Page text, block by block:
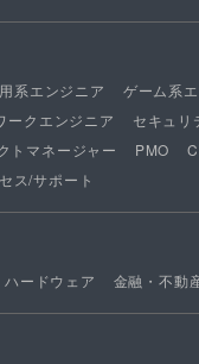
系エンジニア ゲーム系
ークエンジニア セキュリ
トマネージャー PMO
ス/サポート
ハードウェア 金融・不動